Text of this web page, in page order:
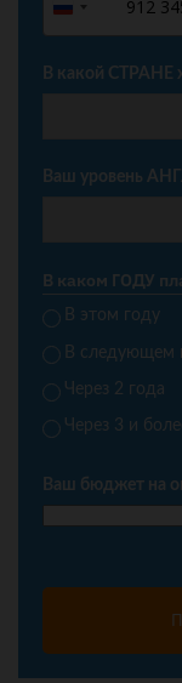
Russia
+7
В какой СТРАНЕ
Ваш уровень
В каком ГОДУ
В этом году
В следующем
Через 2 года
Через 3 и
Ваш бюджет на